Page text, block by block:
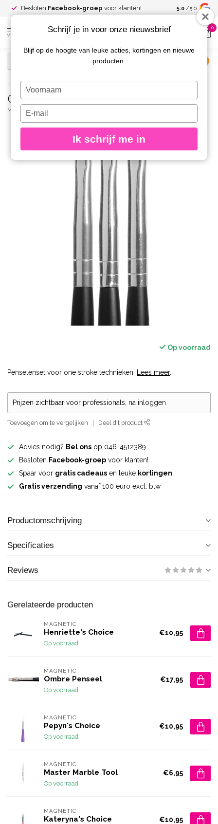
Besloten Facebook-groep voor klanten! Spaar voor
kortingen
5.0 /5.0
MENU
0
Home / One Stroke Detailers 3 stuks
One Stroke Detailers 3 stuks
MAGNETIC
Op voorraad
Penselenset voor one stroke technieken. Lees meer.
Prijzen zichtbaar voor professionals, na inloggen
Toevoegen om te vergelijken Deel dit product
Advies nodig? Bel ons op 046-4512389
Besloten Facebook-groep voor klanten!
Spaar voor gratis cadeaus en leuke kortingen
Gratis verzending vanaf 100 euro excl. btw
Productomschrijving
Specificaties
Reviews
Gerelateerde producten
MAGNETIC
Henriette's Choice
Op voorraad
€10,95
MAGNETIC
Ombre Penseel
Op voorraad
€17,95
MAGNETIC
Pepyn's Choice
Op voorraad
€10,95
MAGNETIC
Master Marble Tool
Op voorraad
€6,95
MAGNETIC
Kateryna's Choice €10,95
Schrijf je in voor onze nieuwsbrief
Blijf op de hoogte van leuke acties, kortingen en nieuwe
producten.
Typ
je
naam
Typ
je
e-
in
Ik schrijf me in